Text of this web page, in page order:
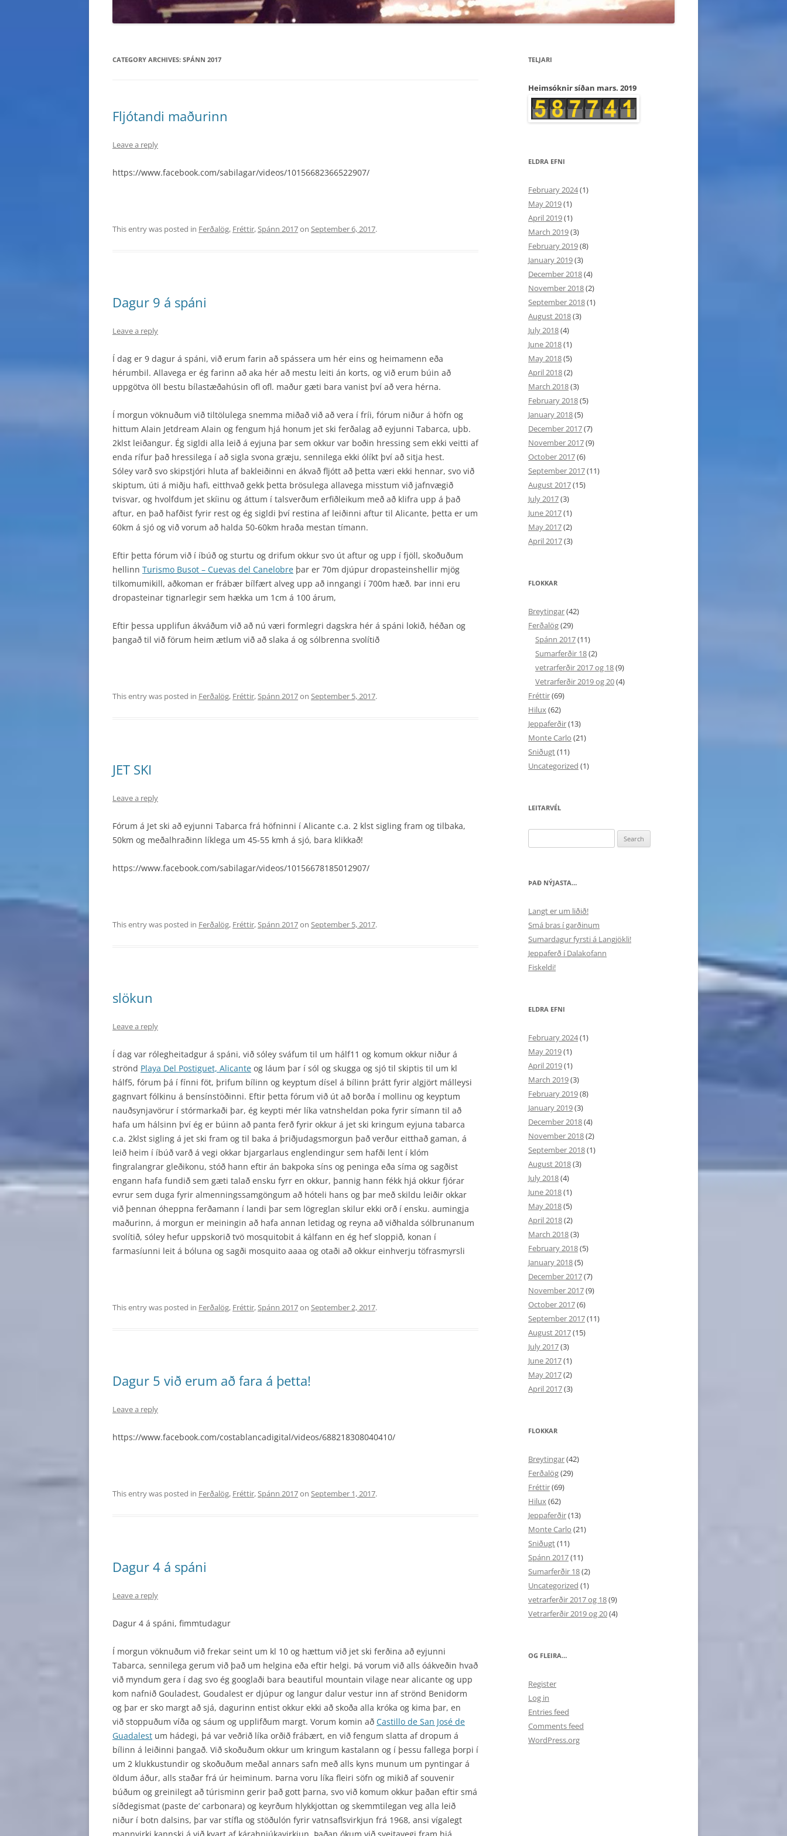
F4X4 ENDURVARPAKORT
CATEGORY ARCHIVES: SPÁNN 2017
Fljótandi maðurinn
Leave a reply
https://www.facebook.com/sabilagar/videos/10156682366522907/
This entry was posted in Ferðalög, Fréttir,Spánn 2017on September 6, 2017.
Dagur 9 á spáni
Leave a reply
Í dag er 9 dagur á spáni, við erum farin að spássera um hér eins og heimamenn eða
hérumbil. Allavega er ég farinn að aka hér að mestu leiti án korts, og við erum búin að
uppgötva öll bestu bílastæðahúsin ofl ofl. maður gæti bara vanist því að vera hérna.
Í morgun vöknuðum við tiltölulega snemma miðað við að vera í fríi, fórum niður á höfn og
hittum Alain Jetdream Alain og fengum hjá honum jet ski ferðalag að eyjunni Tabarca, uþb.
2klst leiðangur. Ég sigldi alla leið á eyjuna þar sem okkur var boðin hressing sem ekki veitti af
enda rífur það hressilega í að sigla svona græju, sennilega ekki ólíkt því að sitja hest.
Sóley varð svo skipstjóri hluta af bakleiðinni en ákvað fljótt að þetta væri ekki hennar, svo við
skiptum, úti á miðju hafi, eitthvað gekk þetta brösulega allavega misstum við jafnvægið
tvisvar, og hvolfdum jet skíinu og áttum í talsverðum erfiðleikum með að klifra upp á það
aftur, en það hafðist fyrir rest og ég sigldi því restina af leiðinni aftur til Alicante, þetta er um
60km á sjó og við vorum að halda 50-60km hraða mestan tímann.
Eftir þetta fórum við í íbúð og sturtu og drifum okkur svo út aftur og upp í fjöll, skoðuðum
hellinn Turismo Busot – Cuevas del Canelobre þar er 70m djúpur dropasteinshellir mjög
tilkomumikill, aðkoman er frábær bílfært alveg upp að inngangi í 700m hæð. Þar inni eru
dropasteinar tignarlegir sem hækka um 1cm á 100 árum,
Eftir þessa upplifun ákváðum við að nú væri formlegri dagskra hér á spáni lokið, héðan og
þangað til við förum heim ætlum við að slaka á og sólbrenna svolítið
This entry was posted in Ferðalög, Fréttir,Spánn 2017on September 5, 2017.
JET SKI
Leave a reply
Fórum á Jet ski að eyjunni Tabarca frá höfninni í Alicante c.a. 2 klst sigling fram og tilbaka,
50km og meðalhraðinn líklega um 45-55 kmh á sjó, bara klikkað!
https://www.facebook.com/sabilagar/videos/10156678185012907/
This entry was posted in Ferðalög, Fréttir,Spánn 2017on September 5, 2017.
slökun
Leave a reply
Í dag var rólegheitadgur á spáni, við sóley sváfum til um hálf11 og komum okkur niður á
strönd Playa Del Postiguet, Alicante og láum þar í sól og skugga og sjó til skiptis til um kl
hálf5, fórum þá í fínni föt, þrifum bílinn og keyptum dísel á bílinn þrátt fyrir algjört málleysi
gagnvart fólkinu á bensínstöðinni. Eftir þetta fórum við út að borða í mollinu og keyptum
nauðsynjavörur í stórmarkaði þar, ég keypti mér líka vatnsheldan poka fyrir símann til að
hafa um hálsinn því ég er búinn að panta ferð fyrir okkur á jet ski kringum eyjuna tabarca
c.a. 2klst sigling á jet ski fram og til baka á þriðjudagsmorgun það verður eitthað gaman, á
leið heim í íbúð varð á vegi okkar bjargarlaus englendingur sem hafði lent í klóm
fingralangrar gleðikonu, stóð hann eftir án bakpoka síns og peninga eða síma og sagðist
engann hafa fundið sem gæti talað ensku fyrr en okkur, þannig hann fékk hjá okkur fjórar
evrur sem duga fyrir almenningssamgöngum að hóteli hans og þar með skildu leiðir okkar
við þennan óheppna ferðamann í landi þar sem lögreglan skilur ekki orð í ensku. aumingja
maðurinn, á morgun er meiningin að hafa annan letidag og reyna að viðhalda sólbrunanum
svolítið, sóley hefur uppskorið tvö mosquitobit á kálfann en ég hef sloppið, konan í
farmasíunni leit á bóluna og sagði mosquito aaaa og otaði að okkur einhverju töfrasmyrsli
This entry was posted in Ferðalög, Fréttir,Spánn 2017on September 2, 2017.
Dagur 5 við erum að fara á þetta!
Leave a reply
https://www.facebook.com/costablancadigital/videos/688218308040410/
This entry was posted in Ferðalög, Fréttir,Spánn 2017on September 1, 2017.
Dagur 4 á spáni
Leave a reply
Dagur 4 á spáni, fimmtudagur
Í morgun vöknuðum við frekar seint um kl 10 og hættum við jet ski ferðina að eyjunni
Tabarca, sennilega gerum við það um helgina eða eftir helgi. Þá vorum við alls óákveðin hvað
við myndum gera í dag svo ég googlaði bara beautiful mountain vilage near alicante og upp
kom nafnið Gouladest, Goudalest er djúpur og langur dalur vestur inn af strönd Benidorm
og þar er sko margt að sjá, dagurinn entist okkur ekki að skoða alla króka og kima þar, en
við stoppuðum víða og sáum og upplifðum margt. Vorum komin að Castillo de San José de
Guadalest um hádegi, þá var veðrið líka orðið frábært, en við fengum slatta af dropum á
bílinn á leiðinni þangað. Við skoðuðum okkur um kringum kastalann og í þessu fallega þorpi í
um 2 klukkustundir og skoðuðum meðal annars safn með alls kyns munum um pyntingar á
öldum áður, alls staðar frá úr heiminum. Þarna voru líka fleiri söfn og mikið af souvenir
búðum og greinilegt að túrisminn gerir það gott þarna, svo við komum okkur þaðan eftir smá
síðdegismat (paste de’ carbonara) og keyrðum hlykkjottan og skemmtilegan veg alla leið
niður í botn dalsins, þar var stífla og stöðulón fyrir vatnsaflsvirkjun frá 1968, ansi vígalegt
TELJARI
Heimsóknir síðan mars. 2019
ELDRA EFNI
February 2024(1)
May 2019(1)
April 2019(1)
March 2019(3)
February 2019(8)
January 2019(3)
December 2018(4)
November 2018(2)
September 2018(1)
August 2018(3)
July 2018(4)
June 2018(1)
May 2018(5)
April 2018(2)
March 2018(3)
February 2018(5)
January 2018(5)
December 2017(7)
November 2017(9)
October 2017(6)
September 2017(11)
August 2017(15)
July 2017(3)
June 2017(1)
May 2017(2)
April 2017(3)
FLOKKAR
Breytingar(42)
Ferðalög(29)
Spánn 2017(11)
Sumarferðir 18(2)
vetrarferðir 2017 og 18(9)
Vetrarferðir 2019 og 20(4)
Fréttir(69)
Hilux(62)
Jeppaferðir(13)
Monte Carlo (21)
Sniðugt(11)
Uncategorized (1)
LEITARVÉL
for:
ÞAÐ NÝJASTA…
Langt er um liðið!
Smá bras í garðinum
Sumardagur fyrsti á Langjökli!
Jeppaferð í Dalakofann
Fiskeldi!
ELDRA EFNI
February 2024(1)
May 2019(1)
April 2019(1)
March 2019(3)
February 2019(8)
January 2019(3)
December 2018(4)
November 2018(2)
September 2018(1)
August 2018(3)
July 2018(4)
June 2018(1)
May 2018(5)
April 2018(2)
March 2018(3)
February 2018(5)
January 2018(5)
December 2017(7)
November 2017(9)
October 2017(6)
September 2017(11)
August 2017(15)
July 2017(3)
June 2017(1)
May 2017(2)
April 2017(3)
FLOKKAR
Breytingar(42)
Ferðalög(29)
Fréttir(69)
Hilux(62)
Jeppaferðir(13)
Monte Carlo (21)
Sniðugt(11)
Spánn 2017(11)
Sumarferðir 18(2)
Uncategorized (1)
vetrarferðir 2017 og 18(9)
Vetrarferðir 2019 og 20(4)
OG FLEIRA…
Register
Log in
Entries feed
Comments feed
WordPress.org